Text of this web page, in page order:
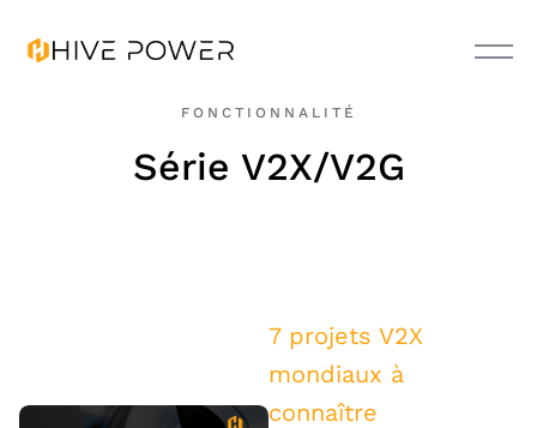
FONCTIONNALITÉ
Série V2X/V2G
7 projets V2X
mondiaux à
connaître